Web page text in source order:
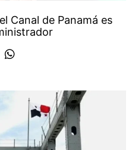
Canal de Panamá es